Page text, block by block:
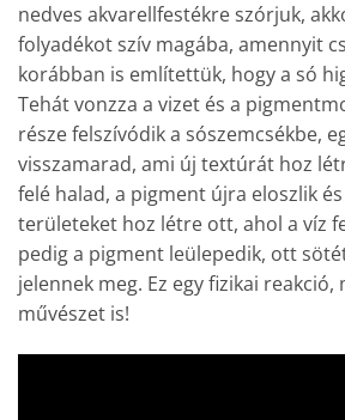
nedves akvarellfestékre szórjuk,
folyadékot szív magába, amennyit
korábban is említettük, hogy a só
Tehát vonzza a vizet és a
része felszívódik a sószemcsékbe,
visszamarad, ami új textúrát hoz
felé halad, a pigment újra eloszlik
területeket hoz létre ott, ahol a víz
pedig a pigment leülepedik, ott
jelennek meg. Ez egy fizikai reakció,
művészet is!